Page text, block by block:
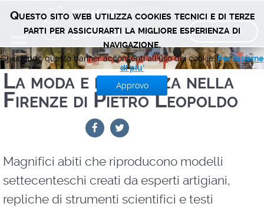
BIGLIETTI
La moda e la scienza nella
Firenze di Pietro Leopoldo
Magnifici abiti che riproducono modelli
settecenteschi creati da esperti artigiani,
repliche di strumenti scientifici e testi
Questo sito web utilizza cookies tecnici e di terze
parti per assicurarti la migliore esperienza di
navigazione.
Chiudendo questo banner acconsenti all'uso dei cookie.Per saperne
di piu'
Approvo